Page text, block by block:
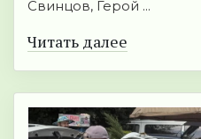
Свинцов, Герой ...
Читать далее